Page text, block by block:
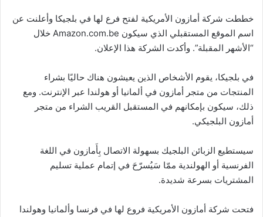
خططت شركة أمازون الأمريكية لفتح فرع لها في بلجيكا وأعلنت عن
اسم الموقع المستقبلي الذي سيكون Amazon.com.be خلال
“الأشهر المقبلة”. وأكدت الشركة هذا الإعلان.
في بلجيكا، يقوم الأشخاص الذين يعيشون هناك حاليًا بشراء
المنتجات من متجر أمازون في ألمانيا أو هولندا عبر الإنترنت. ومع
ذلك، سيكون بإمكانهم في المستقبل القريب الشراء من متجر
أمازون البلجيكي.
سيستطيع الزبائن البلجيك بسهولة الاتصال بِأَمازون في اللغة
الفرنسية أو الهولندية ممّا سَيُسرّحَ في إتمام عملية تسليم
المشتريات بسرعة شديدة.
فتحت شركة أمازون الأمريكية فروع لها في فرنسا وألمانيا وهولندا